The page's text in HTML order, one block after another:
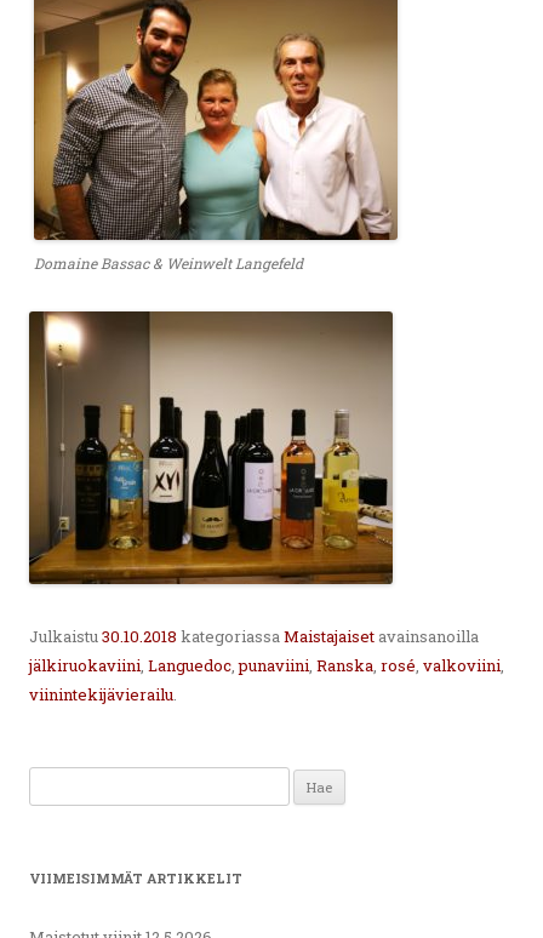
Domaine Bassac & Weinwelt Langefeld
Julkaistu30.10.2018 kategoriassaMaistajaiset avainsanoilla
jälkiruokaviini, Languedoc,punaviini, Ranska, rosé, valkoviini,
viinintekijävierailu.
VIIMEISIMMÄT ARTIKKELIT